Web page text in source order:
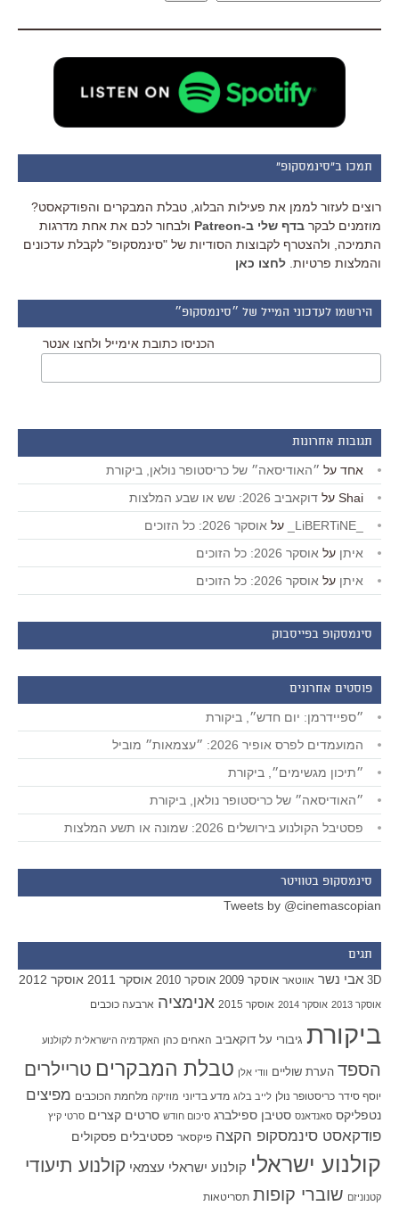
תמכו ב"סינמסקופ"
רוצים לעזור לממן את פעילות הבלוג, טבלת המבקרים והפודקאסט?
מוזמנים לבקר בדף שלי ב-Patreon
ולבחור לכם את אחת מדרגות
התמיכה, ולהצטרף לקבוצות הסודיות של "סינמסקופ" לקבלת עדכונים
והמלצות פרטיות. לחצו כאן
הירשמו לעדכוני המייל של ״סינמסקופ״
הכניסו כתובת אימייל ולחצו אנטר
תגובות אחרונות
אחד על ״האודיסאה״ של כריסטופר נולאן, ביקורת
Shai על דוקאביב 2026: שש או שבע המלצות
על אוסקר 2026: כל הזוכים
איתן על אוסקר 2026: כל הזוכים
איתן על אוסקר 2026: כל הזוכים
סינמסקופ בפייסבוק
פוסטים אחרונים
״ספיידרמן: יום חדש״, ביקורת
המועמדים לפרס אופיר 2026: ״עצמאות״ מוביל
״תיכון מגשימים״, ביקורת
״האודיסאה״ של כריסטופר נולאן, ביקורת
פסטיבל הקולנוע בירושלים 2026: שמונה או תשע המלצות
סינמסקופ בטוויטר
Tweets by @cinemascopian
תגים
3D אבי נשר אווטאר אוסקר 2009 אוסקר 2010 אוסקר 2011 אוסקר 2012
אוסקר 2013 אוסקר 2014 אוסקר 2015 אנימציה ארבעה כוכבים
ביקורת גיבורי על דוקאביב האחים כהן האקדמיה הישראלית לקולנוע
הספד הערת שוליים וודי אלן טבלת המבקרים טריילרים
יוסף סידר כריסטופר נולן לייב בלוג מדע בדיוני מוזיקה מלחמת הכוכבים מפיצים
נטפליקס סאנדאנס סטיבן ספילברג סיכום חודש סרטים קצרים סרטי קיץ
פודקאסט סינמסקופ הקצה פיקסאר פסטיבלים פסקולים
קולנוע ישראלי קולנוע ישראלי עצמאי קולנוע תיעודי
קטנוניזם שוברי קופות תסריטאות